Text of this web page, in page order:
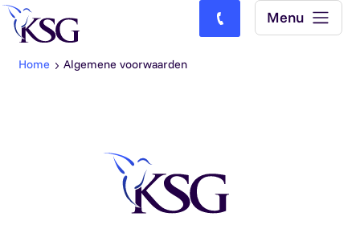
Skip to content
Bel ons: (0)77-4740000
Menu
Home Algemene voorwaarden